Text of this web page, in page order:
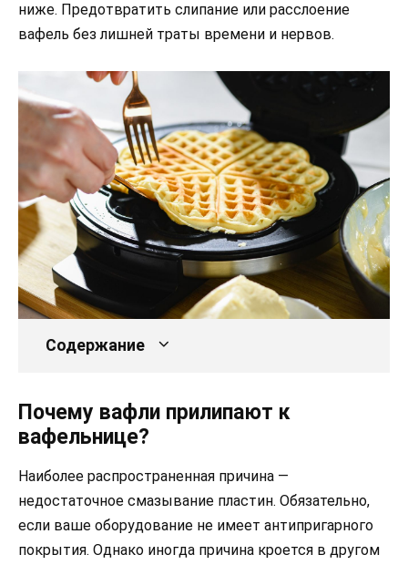
ниже. Предотвратить слипание или расслоение
вафель без лишней траты времени и нервов.
Содержание
Почему вафли прилипают к
вафельнице?
Наиболее распространенная причина —
недостаточное смазывание пластин. Обязательно,
если ваше оборудование не имеет антипригарного
покрытия. Однако иногда причина кроется в другом